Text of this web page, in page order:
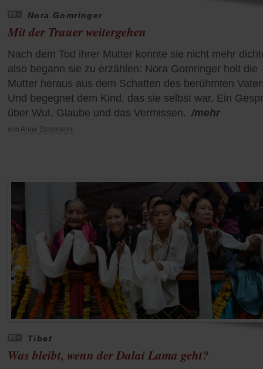
Nora Gomringer
Mit der Trauer weitergehen
Nach dem Tod ihrer Mutter konnte sie nicht mehr
also begann sie zu erzählen: Nora Gomringer holt die
Mutter heraus aus dem Schatten des berühmten
Und begegnet dem Kind, das sie selbst war. Ein
über Wut, Glaube und das Vermissen. /mehr
von Anne Strotmann.
Tibet
Was bleibt, wenn der Dalai Lama geht?